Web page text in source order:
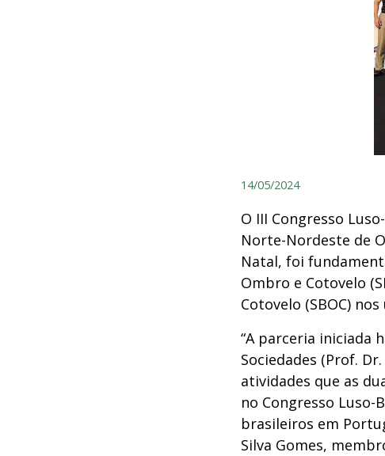
14/05/2024
O III Congresso
Norte-Nordeste de
Natal, foi
Ombro e Cotovelo
Cotovelo (SBOC)
“A parceria iniciada
Sociedades (Prof.
atividades que as
no Congresso
brasileiros em
Silva Gomes,